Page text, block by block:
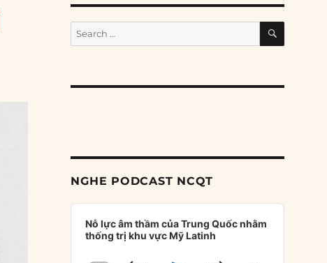
Search
for:
SEARCH
NGHE PODCAST NCQT
Audio
Player
Nỗ lực âm thầm của Trung Quốc nhằm
thống trị khu vực Mỹ Latinh